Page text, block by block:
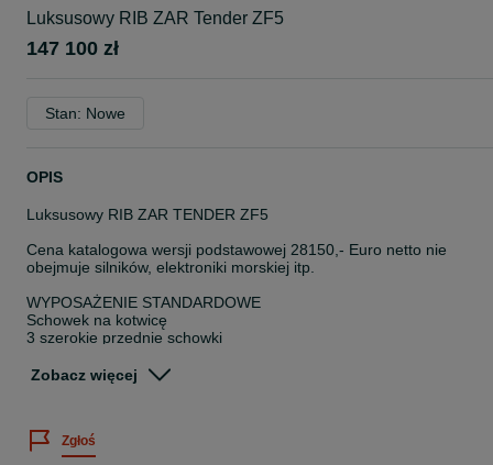
Luksusowy RIB ZAR Tender ZF5
147 100 zł
Stan: Nowe
OPIS
Luksusowy RIB ZAR TENDER ZF5
Cena katalogowa wersji podstawowej 28150,- Euro netto nie
obejmuje silników, elektroniki morskiej itp.
WYPOSAŻENIE STANDARDOWE
Schowek na kotwicę
3 szerokie przednie schowki
Szeroki tylny schowek
Ciężki, podwójny gumowy odbojnik
6 uchwytów ze stali nierdzewnej dla bezpieczeństwa pasażerów
Zobacz więcej
Zgłoś